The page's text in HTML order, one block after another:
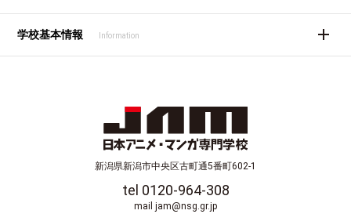
学校基本情報 Information
新潟県新潟市中央区古町通5番町602-1
tel 0120-964-308
mail jam@nsg.gr.jp